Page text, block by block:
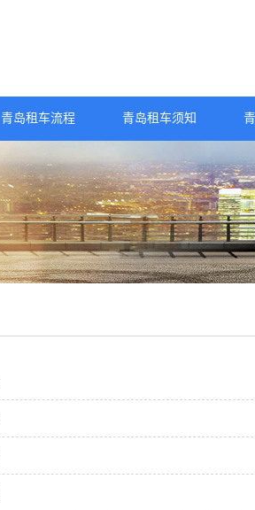
青岛租车流程 青岛租车须知